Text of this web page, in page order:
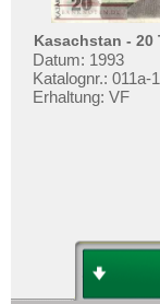
Kasachstan - 20
Datum: 1993
Katalognr.: 011a-1
Erhaltung: VF